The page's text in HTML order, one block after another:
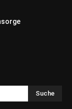
Suche